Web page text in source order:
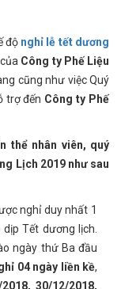
độ nghỉ lễ tết dương
Công ty Phế Liệu
cũng như việc Quý
trợ đến Công ty Phế
thể nhân viên, quý
Lịch 2019 như sau
nghỉ duy nhất 1
Tết dương lịch.
ngày thứ Ba đầu
04 ngày liền kề,
30/12/2018,